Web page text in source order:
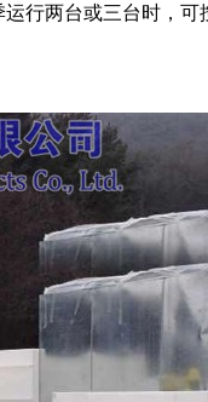
行两台或三台时，